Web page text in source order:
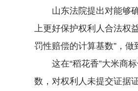
山东法院提出对能够确
上更好保护权利人合法权
罚性赔偿的计算基数”，做
这在“稻花香”大米商标
数，对权利人未提交证据